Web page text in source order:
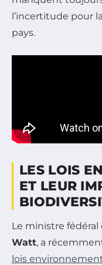
l’incertitude pour la
pays.
LES LOIS
ET LEUR
Le ministre fédéral
Watt, a
lois